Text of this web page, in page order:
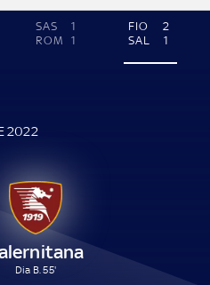
SAS
1
ROM
1
FIO
2
SAL
1
2022
Dia B. 55'